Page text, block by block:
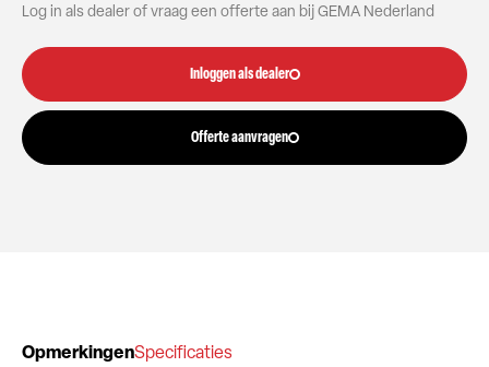
Log in als dealer of vraag een offerte aan bij GEMA Nederland
Inloggen als dealer
Offerte aanvragen
OpmerkingenSpecificaties